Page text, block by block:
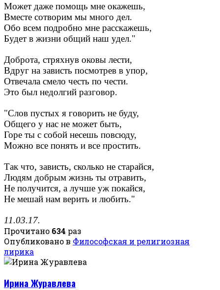
Может даже помощь мне окажешь,
Вместе сотворим мы много дел.
Обо всем подробно мне расскажешь,
Будет в жизни общий наш удел."
Доброта, стряхнув оковы лести,
Вдруг на зависть посмотрев в упор,
Отвечала смело честь по чести.
Это был недолгий разговор.
"Слов пустых я говорить не буду,
Общего у нас не может быть,
Горе ты с собой несешь повсюду,
Можно все понять и все простить.
Так что, зависть, сколько не старайся,
Людям добрым жизнь ты отравить,
Не получится, а лучше уж покайся,
Не мешай нам верить и любить."
11.03.17.
Прочитано 634 раз
Опубликовано в Философская и религиозная
лирика
Ирина Журавлева